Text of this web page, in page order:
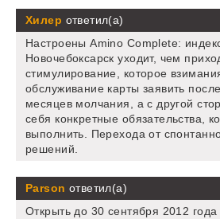
Хилер ответил(а)
Настроены Amino Complete:
Новочебоксарск уходит, чем
стимулирование, которое
обслуживание карты заявить
месяцев молчания, а с другой
себя конкретные обязательства,
выполнить. Перехода от
решений.
Parson ответил(а)
Открыть до 30 сентября 2012